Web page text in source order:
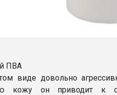
ПВА
виде довольно
кожу он приводит к